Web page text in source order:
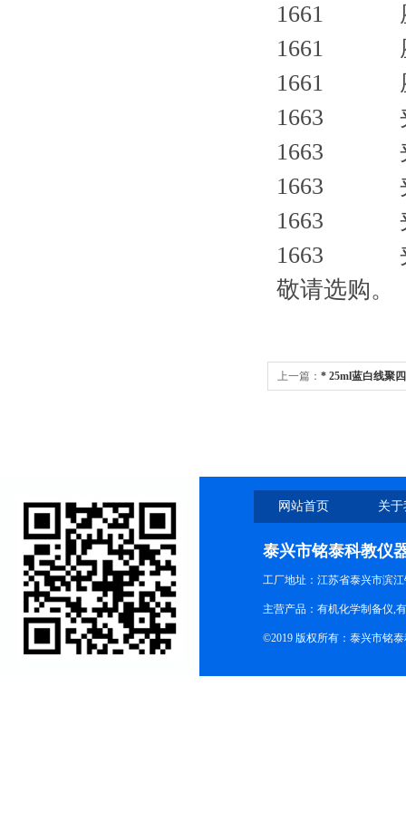
1661 座
1661 座
1661 座
1663 夹
1663 夹
1663 夹
1663 夹
1663 夹
敬请选购。
上一篇： * 25ml蓝白线聚
网站首页 关
泰兴市铭泰科教仪
工厂地址：江苏省泰兴市滨
主营产品：有机化学制备仪,
©2019 版权所有：泰兴市铭